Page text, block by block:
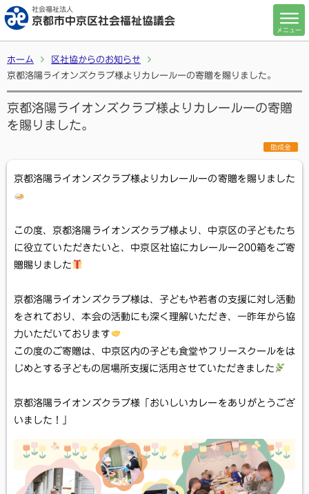
社会福祉法人
京都市中京区社会福祉協議会
メニュー
ホーム
区社協からのお知らせ
京都洛陽ライオンズクラブ様よりカレールーの寄贈を賜りました。
京都洛陽ライオンズクラブ様よりカレールーの寄贈
を賜りました。
助成金
京都洛陽ライオンズクラブ様よりカレールーの寄贈を賜りました
この度、京都洛陽ライオンズクラブ様より、中京区の子どもたち
に役立ていただきたいと、中京区社協にカレールー200箱をご寄
贈賜りました
京都洛陽ライオンズクラブ様は、子どもや若者の支援に対し活動
をされており、本会の活動にも深く理解いただき、一昨年から協
力いただいております
この度のご寄贈は、中京区内の子ども食堂やフリースクールをは
じめとする子どもの居場所支援に活用させていただきました
京都洛陽ライオンズクラブ様「おいしいカレーをありがとうござ
いました！」